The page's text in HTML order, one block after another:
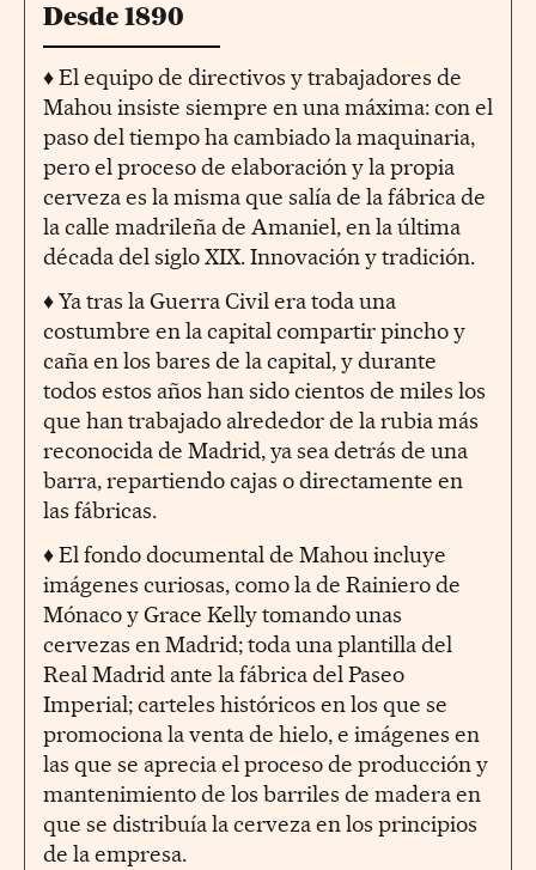
Desde 1890
♦ El equipo de directivos y trabajadores de
Mahou insiste siempre en una máxima: con el
paso del tiempo ha cambiado la maquinaria,
pero el proceso de elaboración y la propia
cerveza es la misma que salía de la fábrica de
la calle madrileña de Amaniel, en la última
década del siglo XIX. Innovación y tradición.
♦ Ya tras la Guerra Civil era toda una
costumbre en la capital compartir pincho y
caña en los bares de la capital, y durante
todos estos años han sido cientos de miles los
que han trabajado alrededor de la rubia más
reconocida de Madrid, ya sea detrás de una
barra, repartiendo cajas o directamente en
las fábricas.
♦ El fondo documental de Mahou incluye
imágenes curiosas, como la de Rainiero de
Mónaco y Grace Kelly tomando unas
cervezas en Madrid; toda una plantilla del
Real Madrid ante la fábrica del Paseo
Imperial; carteles históricos en los que se
promociona la venta de hielo, e imágenes en
las que se aprecia el proceso de producción y
mantenimiento de los barriles de madera en
que se distribuía la cerveza en los principios
de la empresa.